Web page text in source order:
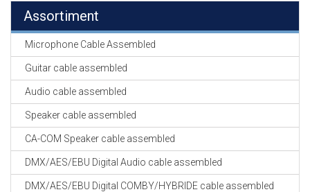
Assortiment
Microphone Cable Assembled
Guitar cable assembled
Audio cable assembled
Speaker cable assembled
CA-COM Speaker cable assembled
DMX/AES/EBU Digital Audio cable assembled
DMX/AES/EBU Digital COMBY/HYBRIDE cable assembled